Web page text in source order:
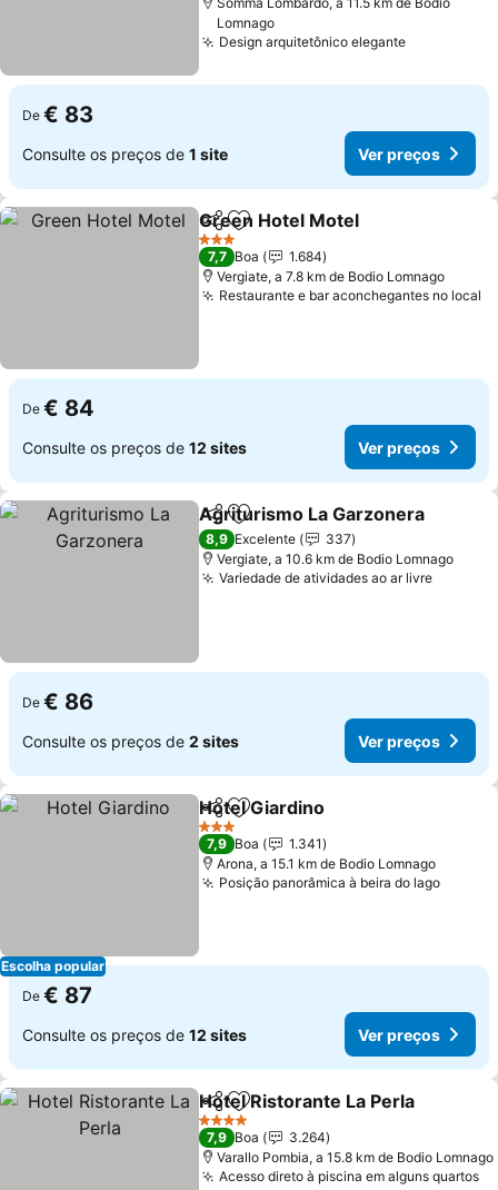
Lomnago
Design arquitetônico eleganteVer preços
De € 83
Consulte os preços de 1 site Ver preços
PartilharAdicionar aos favoritos
Green Hotel Motel
3 Estrelas
7,7 Boa
1.684
Vergiate, a 7.8 km de Bodio Lomnago
Restaurante e bar aconchegantes no local
De € 84
Consulte os preços de 12 sites Ver preços
PartilharAdicionar aos favoritos
Agriturismo La Garzonera
8,9 Excelente
337
Vergiate, a 10.6 km de Bodio Lomnago
Variedade de atividades ao ar livreVer
De € 86
Consulte os preços de 2 sites Ver preços
Escolha popular
PartilharAdicionar aos favoritos
Hotel Giardino
3 Estrelas
7,9 Boa
1.341
Arona, a 15.1 km de Bodio Lomnago
Posição panorâmica à beira do lagoVer
De € 87
Consulte os preços de 12 sites Ver preços
PartilharAdicionar aos favoritos
Hotel Ristorante La Perla
4 Estrelas
7,9 Boa
3.264
Varallo Pombia, a 15.8 km de Bodio Lomnago
Acesso direto à piscina em alguns quartos